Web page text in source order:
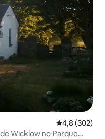
4,8 de uma
4,8 (302)
Wicklow no Parque